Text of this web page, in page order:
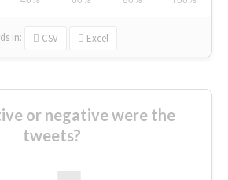
in: CSV Excel
or negative were the
tweets?